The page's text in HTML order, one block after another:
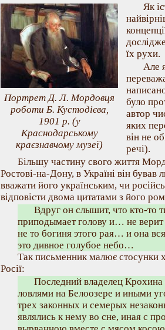
Портрет Д. Л. Мордовця
роботи Б. Кустодієва,
1901 р. (у
Краснодарському
краєзнавчому музеї)
Як
їх рухи.
Але
було
автор
яких
він не
речі).
Більшу частину свого життя
Ростові-на-Дону, в Україні він
вважати його українським, чи
відповісти двома цитатами з його
Вдруг он слышит, что кто-то
приподымает голову и… не верит
не то богиня этого рая… и она
это дивное голубое небо…
Так письменник малює стосунки
Росії:
Последний владелец
ловлями на Белоозере и иными
трех законных и семерых
являлись к нему во сне, иная с